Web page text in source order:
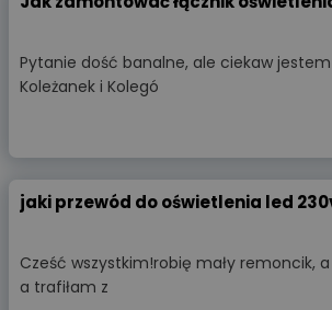
Pytanie dość banalne, ale ciekaw
Koleżanek i Kolegó
jaki przewód do oświetlenia led
Cześć wszystkim!robię mały remoncik,
a trafiłam z